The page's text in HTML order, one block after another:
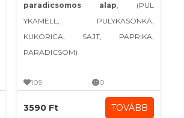
paradicsomos alap, (PUL
YKAMELL, PULYKASONKA,
KUKORICA, SAJT, PAPRIKA,
PARADICSOM)
109 0
3590 Ft TOVÁBB